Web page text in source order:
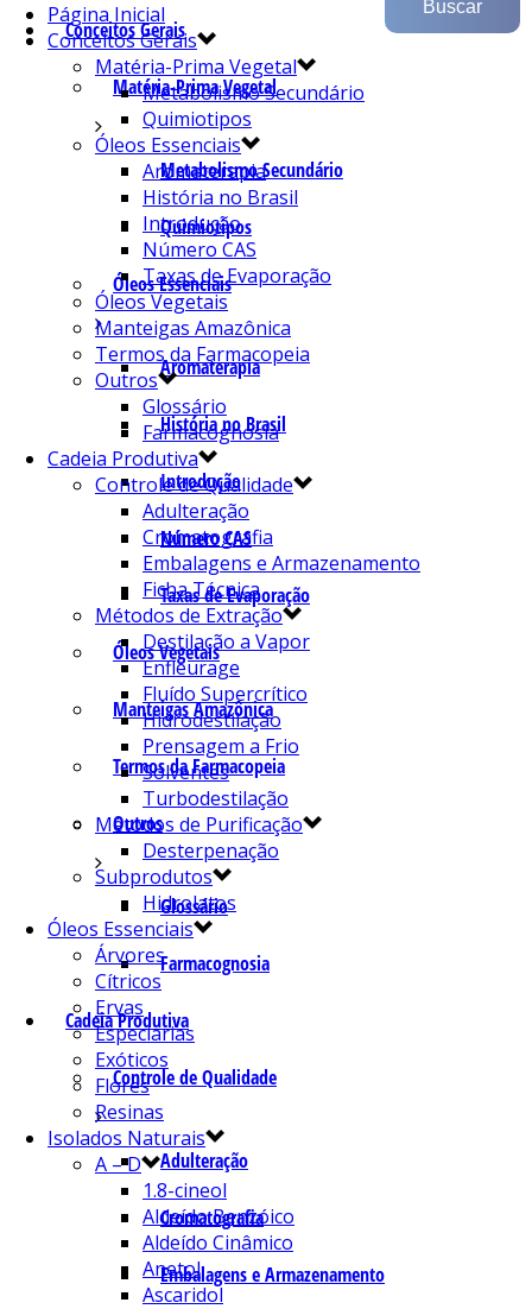
Conceitos Gerais
Matéria-Prima Vegetal
Metabolismo Secundário
Quimiotipos
Óleos Essenciais
Aromaterapia
História no Brasil
Introdução
Número CAS
Taxas de Evaporação
Óleos Vegetais
Manteigas Amazônica
Termos da Farmacopeia
Outros
Glossário
Farmacognosia
Cadeia Produtiva
Controle de Qualidade
Adulteração
Cromatografia
Embalagens e Armazenamento
Página Inicial
Conceitos Gerais
Matéria-Prima Vegetal
Metabolismo Secundário
Quimiotipos
Óleos Essenciais
Aromaterapia
História no Brasil
Introdução
Número CAS
Taxas de Evaporação
Óleos Vegetais
Manteigas Amazônica
Termos da Farmacopeia
Outros
Glossário
Farmacognosia
Cadeia Produtiva
Controle de Qualidade
Adulteração
Cromatografia
Embalagens e Armazenamento
Ficha Técnica
Métodos de Extração
Destilação a Vapor
Enfleurage
Fluído Supercrítico
Hidrodestilação
Prensagem a Frio
Solventes
Turbodestilação
Métodos de Purificação
Desterpenação
Subprodutos
Hidrolatos
Óleos Essenciais
Árvores
Cítricos
Ervas
Especiarias
Exóticos
Flores
Resinas
Isolados Naturais
A – D
1.8-cineol
Aldeído Benzóico
Aldeído Cinâmico
Anetol
Ascaridol